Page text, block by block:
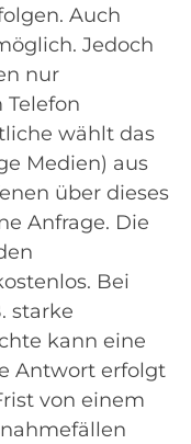
Auch
Jedoch
nur
wählt das
Medien) aus
über dieses
Anfrage. Die
Bei
starke
kann eine
Antwort erfolgt
von einem